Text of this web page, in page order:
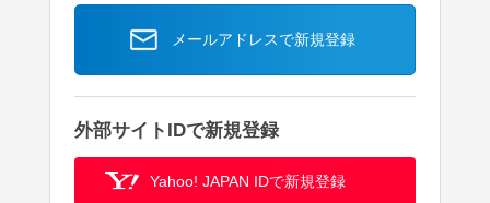
メールアドレスで新規登録
外部サイトIDで新規登録
Yahoo! JAPAN IDで新規登録